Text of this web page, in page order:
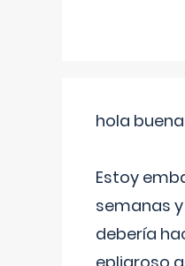
hola
Estoy
semanas
debería